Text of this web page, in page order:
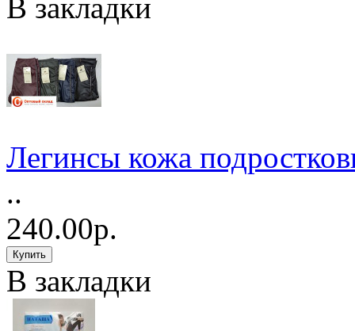
В закладки
Легинсы кожа
..
240.00р.
В закладки